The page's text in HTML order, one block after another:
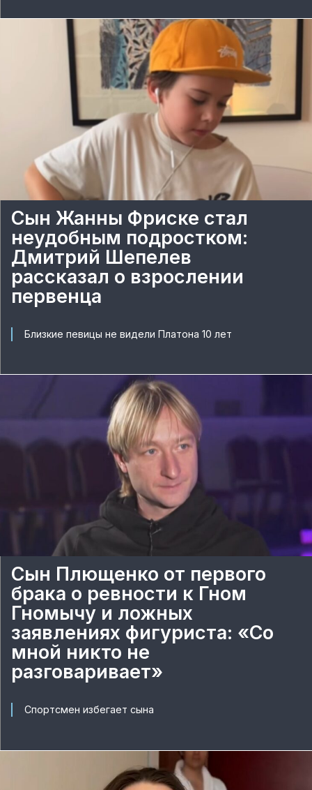
Сын Жанны Фриске стал
неудобным подростком:
Дмитрий Шепелев
рассказал о взрослении
первенца
Близкие певицы не видели Платона 10 лет
Сын Плющенко от первого
брака о ревности к Гном
Гномычу и ложных
заявлениях фигуриста: «Со
мной никто не
разговаривает»
Спортсмен избегает сына